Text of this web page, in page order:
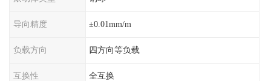
导向精度 ±0.01mm/m
负载方向 四方向等负载
互换性 全互换